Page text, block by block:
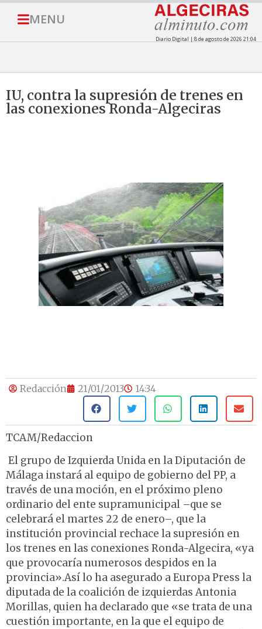
MENU
Diario Digital | 8 de agosto de 2026 21:04
IU, contra la supresión de trenes en
las conexiones Ronda-Algeciras
Redacción 21/01/2013 14:34
TCAM/Redaccion
El grupo de Izquierda Unida en la Diputación de
Málaga instará al equipo de gobierno del PP, a
través de una moción, en el próximo pleno
ordinario del ente supramunicipal –que se
celebrará el martes 22 de enero–, que la
institución provincial rechace la supresión en
los trenes en las conexiones Ronda-Algecira, «ya
que provocaría numerosos despidos en la
provincia».Así lo ha asegurado a Europa Press la
diputada de la coalición de izquierdas Antonia
Morillas, quien ha declarado que «se trata de una
cuestión importante, en la que el equipo de